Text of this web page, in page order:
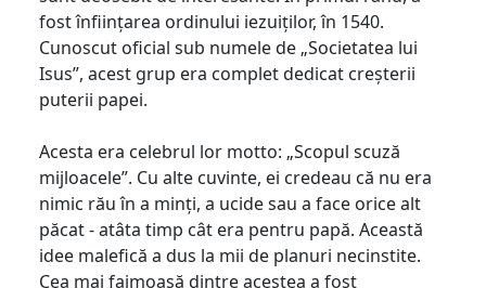
fost înființarea ordinului iezuiților, în 1540.
Cunoscut oficial sub numele de „Societatea lui
Isus”, acest grup era complet dedicat creșterii
puterii papei.
Acesta era celebrul lor motto: „Scopul scuză
mijloacele”. Cu alte cuvinte, ei credeau că nu era
nimic rău în a minți, a ucide sau a face orice alt
păcat - atâta timp cât era pentru papă. Această
idee malefică a dus la mii de planuri necinstite.
Cea mai faimoasă dintre acestea a fost